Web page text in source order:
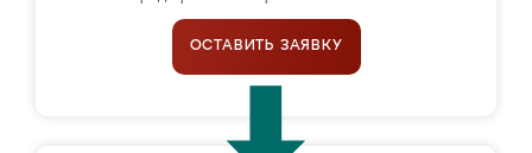
ОСТАВИТЬ ЗАЯВКУ